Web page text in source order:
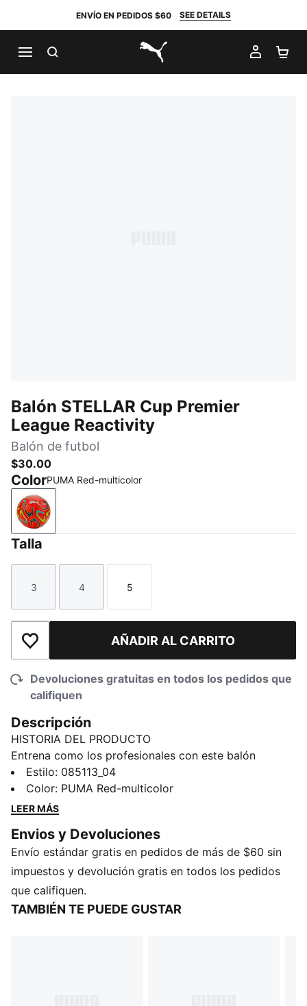
ENVÍO EN PEDIDOS $60 SEE DETAILS
PUMA.com
MI
Balón STELLAR Cup Premier
League Reactivity
Balón de futbol
$30.00
ColorPUMA Red-multicolor
PUMA Red-multicolor
Talla
Talla
3
Talla
4
Talla
5
Añadir a la lista de deseosAÑADIR AL CARRITO
Devoluciones gratuitas en todos los pedidos que
califiquen
Descripción
HISTORIA DEL PRODUCTO
Entrena como los profesionales con este balón
STELLAR Cup. Inspirado en el diseño de la edición
Reactivity del balón oficial de la Premier League, es
una opción de alta calidad para los entrenamientos
resistente a la abrasión.
DETALLES
Producto diseñado para: futbol
Cosido a máquina
Diseño de 16 paneles
Estilo: 085113_04
Color: PUMA Red-multicolor
LEER MÁS
Envios y Devoluciones
Envío estándar gratis en pedidos de más de $60 sin
impuestos y devolución gratis en todos los pedidos
que califiquen.
TAMBIÉN TE PUEDE GUSTAR